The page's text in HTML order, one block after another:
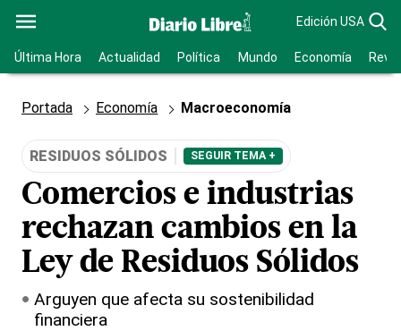
Edición USA
Última Hora Actualidad Política Mundo Economía
Portada Economía Macroeconomía
RESIDUOS SÓLIDOS SEGUIR TEMA +
Comercios e industrias
rechazan cambios en la
Ley de Residuos Sólidos
Arguyen que afecta su sostenibilidad
financiera